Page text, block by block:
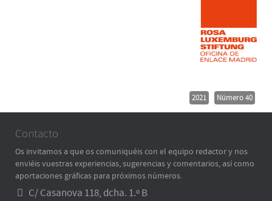
2021 Número 40
Contacto
Os invitamos a que os comuniquéis con el equipo redactor y nos
enviéis vuestras experiencias, sugerencias y comentarios, así como
aportaciones gráficas para próximos números.
C/ Casanova 118, dcha. 1.º B